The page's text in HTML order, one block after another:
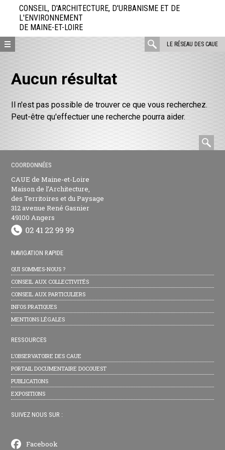
directement
contenu
CONSEIL, D'ARCHITECTURE, D'URBANISME ET DE
L'ENVIRONNEMENT
DE MAINE-ET-LOIRE
LE RÉSEAU DES CAUE
rechercher
Aucun résultat
Il n'est pas possible de trouver ce que vous recherchez.
Peut-être qu'effectuer une recherche pourra aider.
:
COORDONNÉES
CAUE de Maine-et-Loire
Maison de l’Architecture,
des Territoires et du Paysage
312 avenue René Gasnier
49100 Angers
NAVIGATION RAPIDE
QUI SOMMES-NOUS ?
CONSEIL AUX COLLECTIVITÉS
CONSEIL AUX PARTICULIERS
INFOS PRATIQUES
MENTIONS LÉGALES
RESSOURCES
L’OBSERVATOIRE DES CAUE
PORTAIL DOCUMENTAIRE DOCOUEST
PUBLICATIONS
EXPOSITIONS
SUIVEZ NOUS SUR :
Facebook